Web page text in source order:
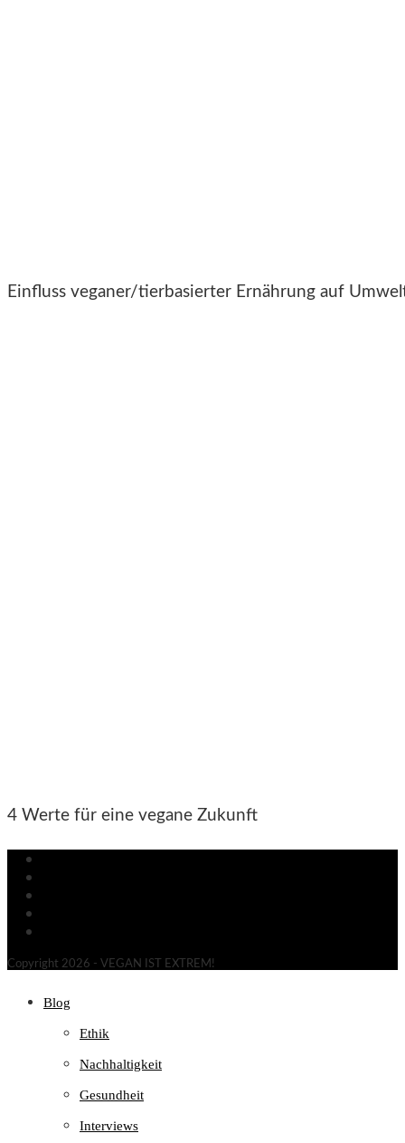
Einfluss veganer/tierbasierter Ernährung auf
4 Werte für eine vegane Zukunft
Copyright 2026 - VEGAN IST EXTREM!
Blog
Ethik
Nachhaltigkeit
Gesundheit
Interviews